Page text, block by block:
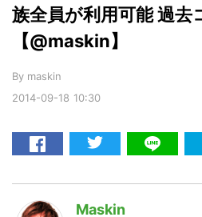
2014-09-18 10:30
族全員が利用可能 過
【@maskin】
By maskin
Maskin
TOPICS
RE:LIFE
Re:Work
AI
[Startup]
[Voice Edition]
[YouTube]
5G Asana テ
ニューノーマル
Daily Weekly